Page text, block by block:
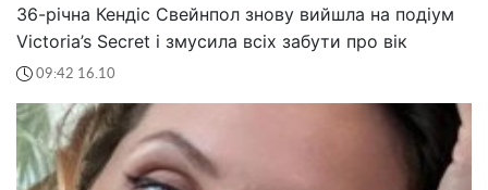
36-річна Кендіс Свейнпол знову вийшла на подіум
Victoria’s Secret і змусила всіх забути про вік
09:42 16.10